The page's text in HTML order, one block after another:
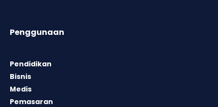
Penggunaan
Pendidikan
Bisnis
Medis
Pemasaran